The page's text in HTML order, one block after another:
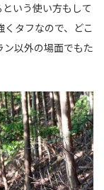
いう使い方もして
タフなので、どこ
ン以外の場面でもた